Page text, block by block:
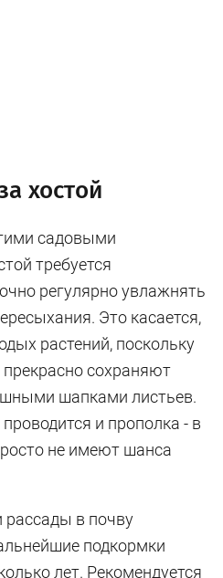
хостой
садовыми
требуется
регулярно увлажнять
Это касается,
растений, поскольку
прекрасно сохраняют
шапками листьев.
и прополка - в
не имеют шанса
в почву
подкормки
лет. Рекомендуется